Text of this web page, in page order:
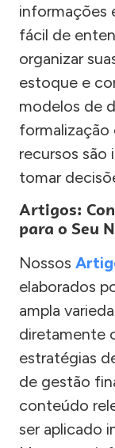
informações
fácil de
organizar
estoque e
modelos de
formalização
recursos são
tomar
Artigos:
para o Seu
Nossos
elaborados
ampla
diretamente
estratégias
de gestão
conteúdo
ser aplicado